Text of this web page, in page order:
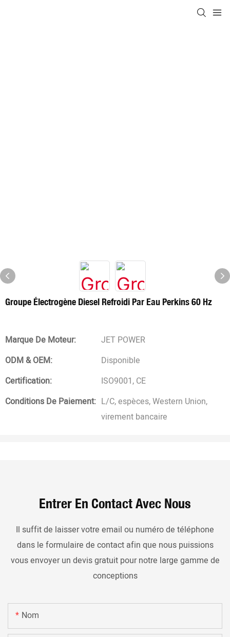
Groupe Électrogène Diesel Refroidi Par Eau Perkins 60 Hz
Marque De Moteur:
JET POWER
ODM & OEM:
Disponible
Certification:
ISO9001, CE
Conditions De Paiement: L/C, espèces, Western Union,
virement bancaire
Entrer En Contact Avec Nous
Il suffit de laisser votre email ou numéro de téléphone
dans le formulaire de contact afin que nous puissions
vous envoyer un devis gratuit pour notre large gamme de
conceptions
Nom